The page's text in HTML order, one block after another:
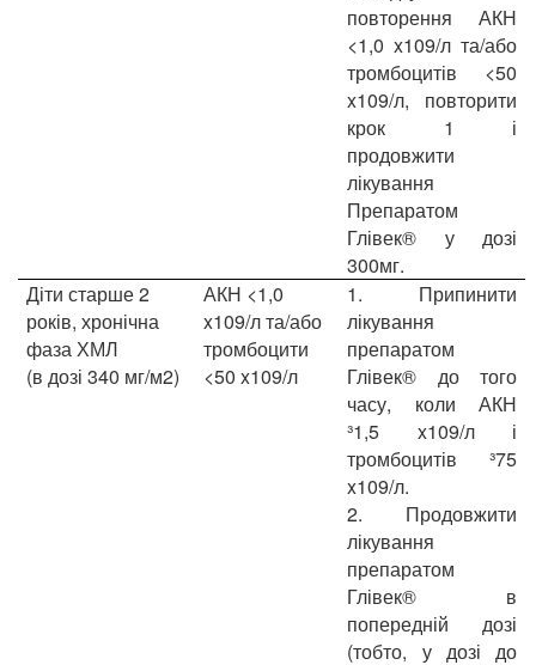
повторення АКН
<1,0 x109/л та/або
тромбоцитів <50
x109/л, повторити
крок 1 і
продовжити
лікування
Препаратом
Глівек® у дозі
300мг.
Діти старше 2
років, хронічна
фаза ХМЛ
(в дозі 340 мг/м2)
АКН <1,0
x109/л та/або
тромбоцити
<50 x109/л
1. Припинити
лікування
препаратом
Глівек® до того
часу, коли АКН
³1,5 x109/л і
тромбоцитів ³75
x109/л.
2. Продовжити
лікування
препаратом
Глівек® в
попередній дозі
(тобто, у дозі до